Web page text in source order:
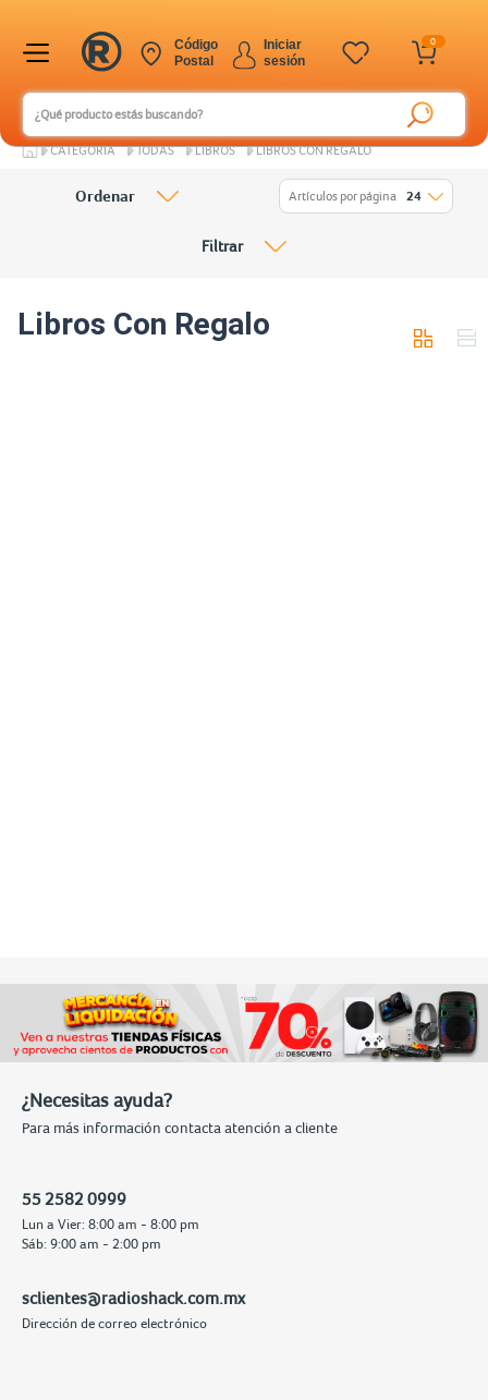
0
Iniciar
sesión
Código
Postal
CATEGORÍA TODAS LIBROS LIBROS CON REGALO
Libros Con Regalo
Ordenar Artículos por página 24
Filtrar
¿Necesitas ayuda?
Para más información contacta atención a cliente
55 2582 0999
Lun a Vier: 8:00 am - 8:00 pm
Sáb: 9:00 am - 2:00 pm
sclientes@radioshack.com.mx
Dirección de correo electrónico